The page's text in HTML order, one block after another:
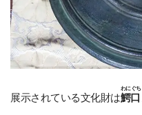
展示されている文化財は鰐口
わにぐち